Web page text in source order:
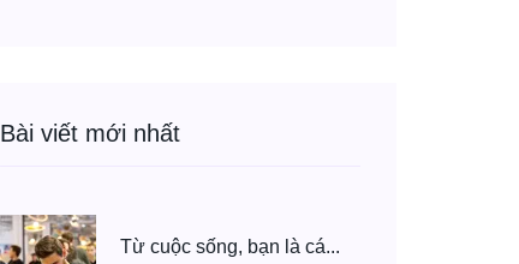
Bài viết mới nhất
Từ cuộc sống, bạn là cá...